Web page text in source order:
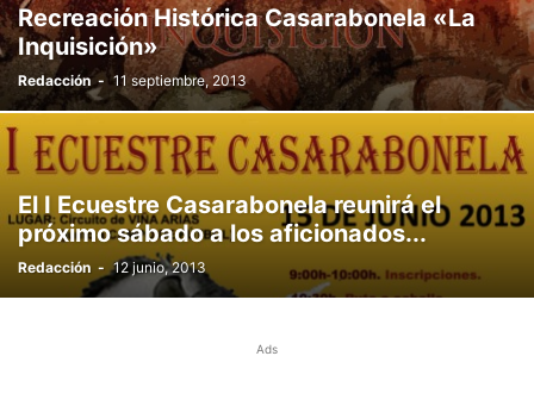
Recreación Histórica Casarabonela «La
Inquisición»
Redacción - 11 septiembre, 2013
El I Ecuestre Casarabonela reunirá el
próximo sábado a los aficionados...
Redacción - 12 junio, 2013
Ads